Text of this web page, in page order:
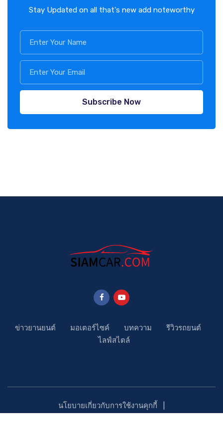
Stay Updated on all that's new add noteworthy
Subscribe Now
ข่าวยานยนต์ มอเตอร์ไซค์ บทความ
รีวิวรถยนต์
ไลฟ์สไตล์
นโยบายเกี่ยวกับการใช้งานคุกกี้